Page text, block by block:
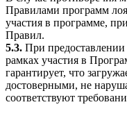
Правилами программ
участия в программе,
Правил.
5.3. При
рамках участия в
гарантирует, что
достоверными, не
соответствуют